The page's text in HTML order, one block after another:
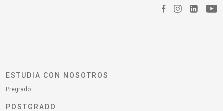
ESTUDIA CON NOSOTROS
Pregrado
POSTGRADO